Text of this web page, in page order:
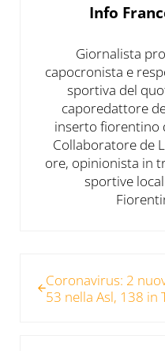
Info
Giornalista
capocronista e
sportiva del
caporedattore
inserto fiorentino
Collaboratore de
ore, opinionista in
sportive
Coronavirus: 2
53 nella Asl, 138 in